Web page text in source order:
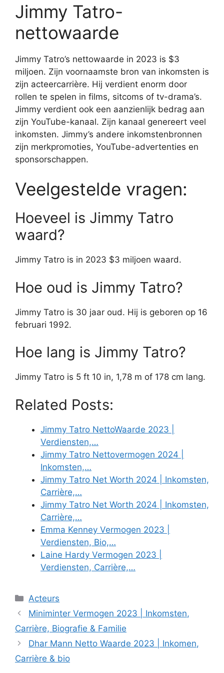
Jimmy Tatro-
nettowaarde
Jimmy Tatro’s nettowaarde in 2023 is $3
miljoen. Zijn voornaamste bron van inkomsten is
zijn acteercarrière. Hij verdient enorm door
rollen te spelen in films, sitcoms of tv-drama’s.
Jimmy verdient ook een aanzienlijk bedrag aan
zijn YouTube-kanaal. Zijn kanaal genereert veel
inkomsten. Jimmy’s andere inkomstenbronnen
zijn merkpromoties, YouTube-advertenties en
sponsorschappen.
Veelgestelde vragen:
Hoeveel is Jimmy Tatro
waard?
Jimmy Tatro is in 2023 $3 miljoen waard.
Hoe oud is Jimmy Tatro?
Jimmy Tatro is 30 jaar oud. Hij is geboren op 16
februari 1992.
Hoe lang is Jimmy Tatro?
Jimmy Tatro is 5 ft 10 in, 1,78 m of 178 cm lang.
Related Posts:
Jimmy Tatro NettoWaarde 2023 |
Verdiensten,…
Jimmy Tatro Nettovermogen 2024 |
Inkomsten,…
Jimmy Tatro Net Worth 2024 | Inkomsten,
Carrière,…
Jimmy Tatro Net Worth 2024 | Inkomsten,
Carrière,…
Emma Kenney Vermogen 2023 |
Verdiensten, Bio,…
Laine Hardy Vermogen 2023 |
Verdiensten, Carrière,…
Categories
Acteurs
Miniminter Vermogen 2023 | Inkomsten,
Carrière, Biografie & Familie
Dhar Mann Netto Waarde 2023 | Inkomen,
Carrière & bio